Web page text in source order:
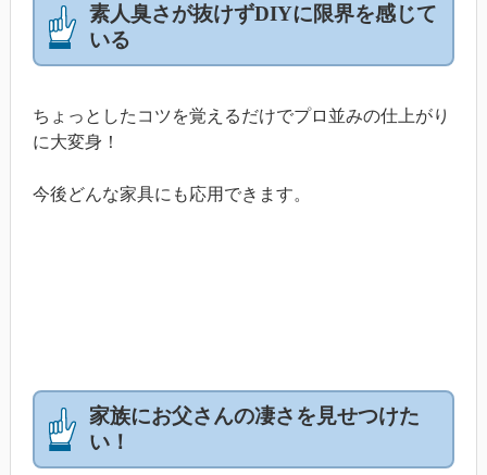
素人臭さが抜けずDIYに限界を感じて
いる
ちょっとしたコツを覚えるだけでプロ並みの仕上がり
に大変身！
今後どんな家具にも応用できます。
家族にお父さんの凄さを見せつけた
い！